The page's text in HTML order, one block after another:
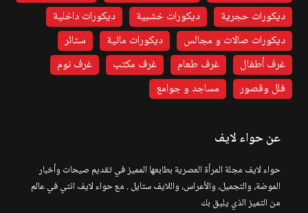
ديكورات حجرية
ديكورات خشبية
ديكورات داخلية
ديكورات صالات و مجالس
ديكورات مائية
ستائر
غرف أطفال
غرف طعام غرف مكتب
غرف نوم
فلل وقصور
مساجد و جوامع
عن حواء لايف
حواء لايف مجلة المرأة العصرية بطابعها المميز في تقديم صيحات وأخبار
الموضة، والتجميل، والأعراس، واللايف ستايل . مع حواء لايف انتي في عالم
من التميز الذي يليق بك